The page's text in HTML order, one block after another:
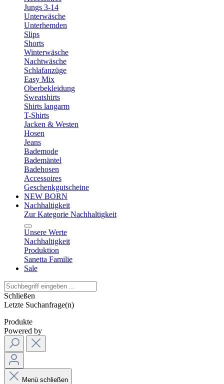
Jungs 3-14
Unterwäsche
Unterhemden
Slips
Shorts
Winterwäsche
Nachtwäsche
Schlafanzüge
Easy Mix
Oberbekleidung
Sweatshirts
Shirts langarm
T-Shirts
Jacken & Westen
Hosen
Jeans
Bademode
Bademäntel
Badehosen
Accessoires
Geschenkgutscheine
NEW BORN
Nachhaltigkeit
Zur Kategorie Nachhaltigkeit
Unsere Werte
Nachhaltigkeit
Produktion
Sanetta Familie
Sale
Schließen
Letzte Suchanfrage(n)
Produkte
Powered by
Menü schließen